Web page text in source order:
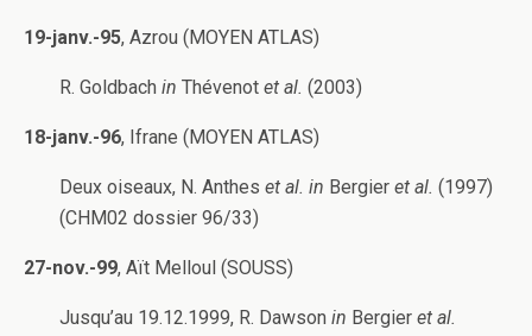
19-janv.-95, Azrou (MOYEN ATLAS)
R. Goldbach in Thévenot et al. (2003)
18-janv.-96, Ifrane (MOYEN ATLAS)
Deux oiseaux, N. Anthes et al. in Bergier et al. (1997)
(CHM02 dossier 96/33)
27-nov.-99, Aït Melloul (SOUSS)
Jusqu’au 19.12.1999, R. Dawson in Bergier et al.